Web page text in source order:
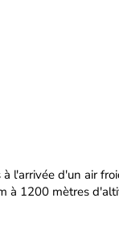
l'arrivée d'un air
à 1200 mètres